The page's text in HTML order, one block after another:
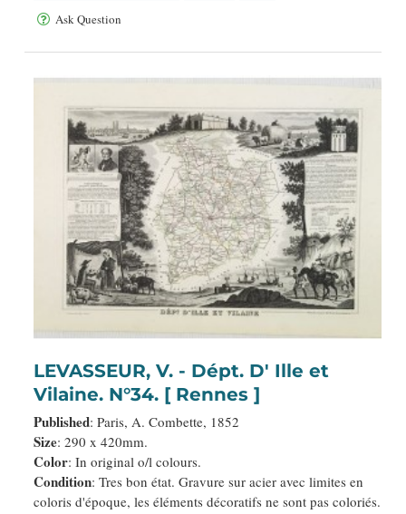
Ask Question
LEVASSEUR, V. - Dépt. D' Ille et
Vilaine. N°34. [ Rennes ]
Published: Paris, A. Combette, 1852
Size: 290 x 420mm.
Color: In original o/l colours.
Condition: Tres bon état. Gravure sur acier avec limites en
coloris d'époque, les éléments décoratifs ne sont pas coloriés.